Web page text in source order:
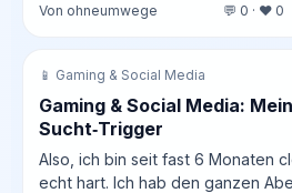
Von ohneumwege 💬 0 · ❤️ 0
📱 Gaming & Social Media
Gaming & Social Media:
Sucht‑Trigger
Also, ich bin seit fast 6 Monaten
echt hart. Ich hab den ganzen